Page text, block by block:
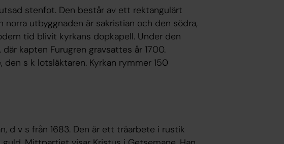
stenfot. Den består av ett rektangulärt
utbyggnaden är sakristian och den södra,
tid blivit kyrkans dopkapell. Under den
kapten Furugren gravsattes år 1700.
s k lotsläktaren. Kyrkan rymmer 150
d v s från 1683. Den är ett träarbete i rustik